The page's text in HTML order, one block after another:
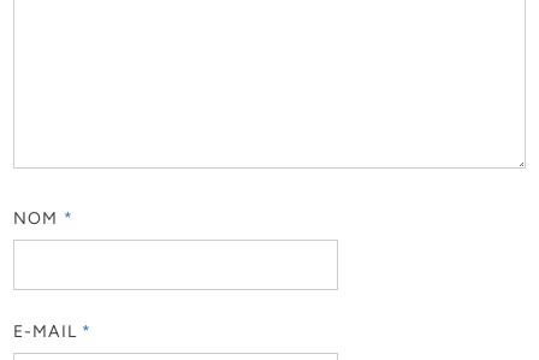
NOM *
E-MAIL *